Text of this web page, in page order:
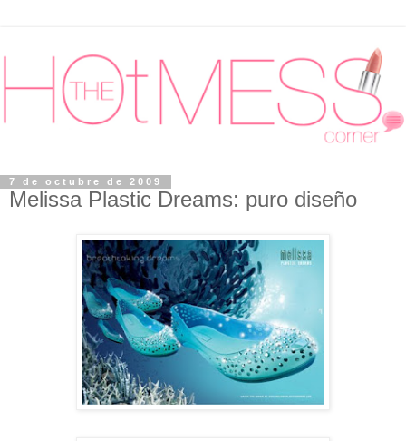
7 de octubre de 2009
Melissa Plastic Dreams: puro diseño